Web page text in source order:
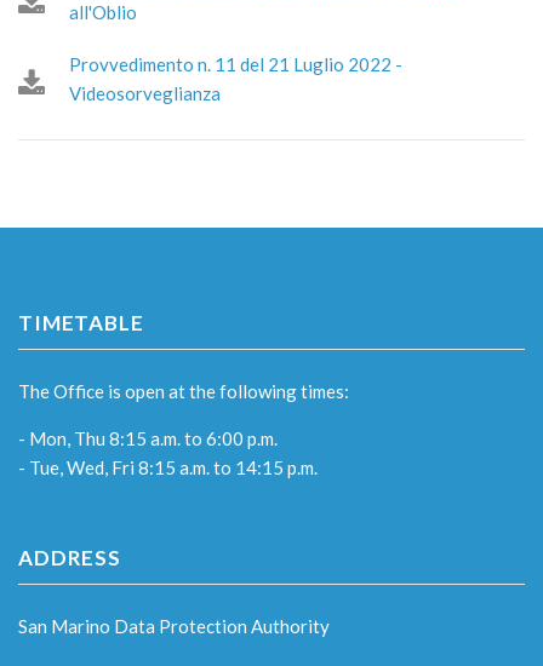
all'Oblio
Provvedimento n. 11 del 21 Luglio 2022 -
Videosorveglianza
TIMETABLE
The Office is open at the following times:
- Mon, Thu 8:15 a.m. to 6:00 p.m.
- Tue, Wed, Fri 8:15 a.m. to 14:15 p.m.
ADDRESS
San Marino Data Protection Authority